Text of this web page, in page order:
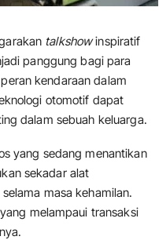
talkshowinspiratif
panggung bagi para
kendaraan dalam
otomotif dapat
dalam sebuah keluarga.
yang sedang menantikan
sekadar alat
masa kehamilan.
melampaui transaksi